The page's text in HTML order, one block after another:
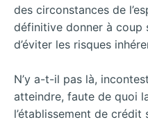
des circonstances de
définitive donner à coup
d’éviter les risques
N’y a-t-il pas là,
atteindre, faute de quoi
l’établissement de